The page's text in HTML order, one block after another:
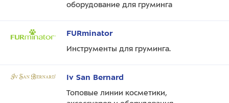
оборудование для груминга
FURminator
Инструменты для груминга.
Iv San Bernard
Топовые линии косметики,